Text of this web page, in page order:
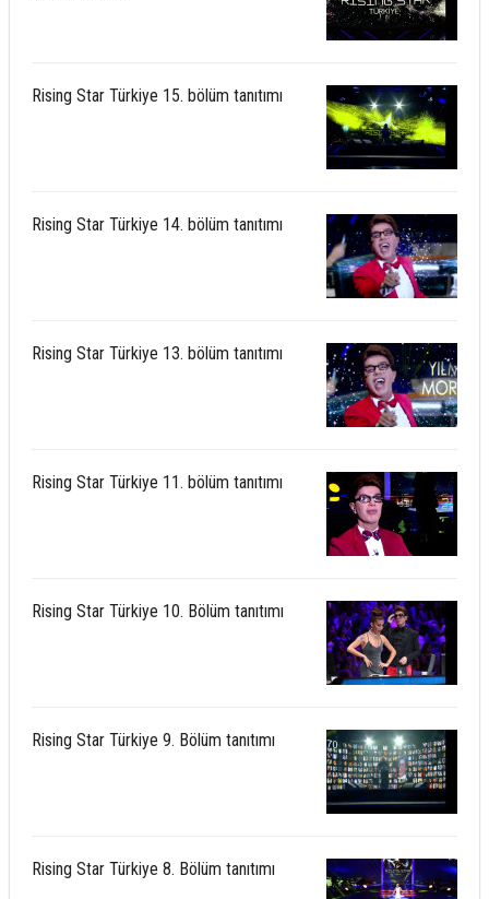
Rising Star Türkiye 15. bölüm tanıtımı
Rising Star Türkiye 14. bölüm tanıtımı
Rising Star Türkiye 13. bölüm tanıtımı
Rising Star Türkiye 11. bölüm tanıtımı
Rising Star Türkiye 10. Bölüm tanıtımı
Rising Star Türkiye 9. Bölüm tanıtımı
Rising Star Türkiye 8. Bölüm tanıtımı